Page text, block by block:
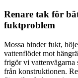
Renare tak för
fuktproblem
Mossa binder fukt,
vattenflödet mot
frigör vi vattenvägarna
från konstruktionen.